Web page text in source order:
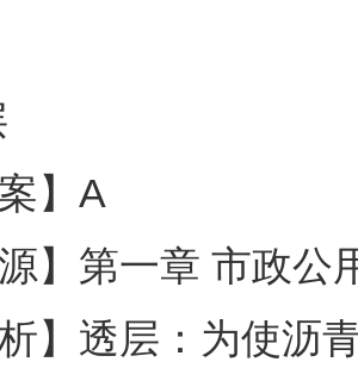
】A
源】第一章 市政
析】透层：为使沥